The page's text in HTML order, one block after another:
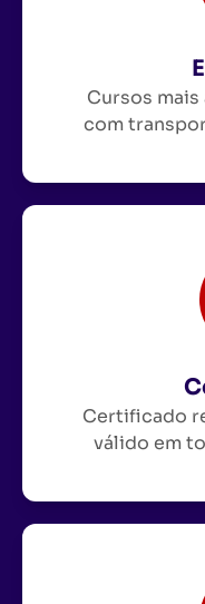
Cursos
com
Certificado
válido em